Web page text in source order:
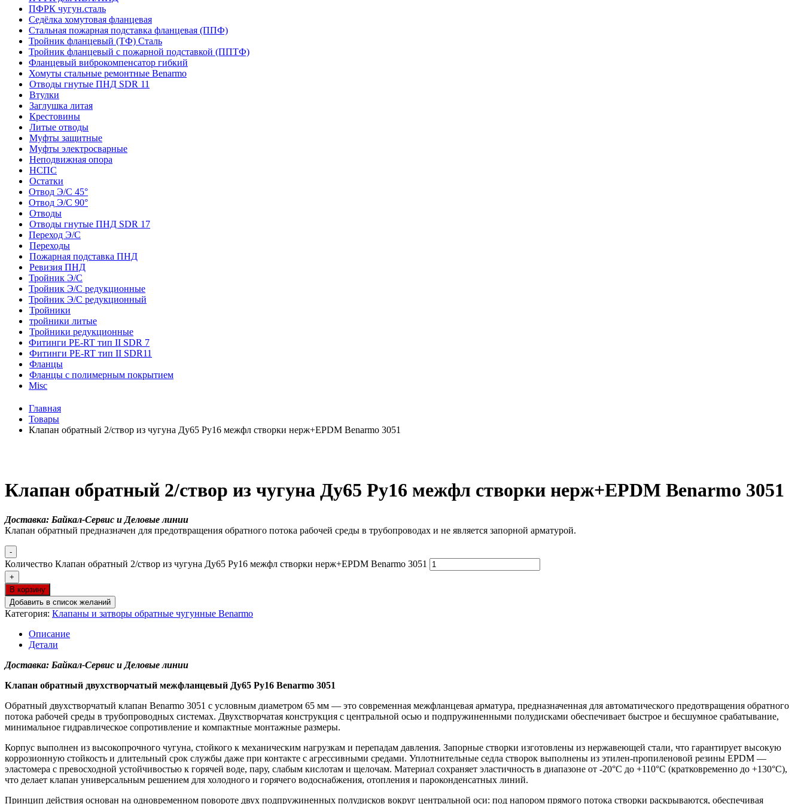
ПФРК чугун.сталь
Седёлка хомутовая фланцевая
Стальная пожарная подставка фланцевая (ППФ)
Тройник фланцевый (ТФ) Сталь
Тройник фланцевый с пожарной подставкой (ППТФ)
Фланцевый виброкомпенсатор гибкий
Хомуты стальные ремонтные Benarmo
Отводы гнутые ПНД SDR 11
Втулки
Заглушка литая
Крестовины
Литые отводы
Муфты защитные
Муфты электросварные
Неподвижная опора
НСПС
Остатки
Отвод Э/С 45°
Отвод Э/С 90°
Отводы
Отводы гнутые ПНД SDR 17
Переход Э/С
Переходы
Пожарная подставка ПНД
Ревизия ПНД
Тройник Э/С
Тройник Э/С редукционные
Тройник Э/С редукционный
Тройники
тройники литые
Тройники редукционные
Фитинги PE-RT тип II SDR 7
Фитинги PE-RT тип II SDR11
Фланцы
Фланцы с полимерным покрытием
Misc
Главная
Товары
Клапан обратный 2/створ из чугуна Ду65 Ру16 межфл створки нерж+EPDM Benarmo 3051
Клапан обратный 2/створ из чугуна Ду65 Ру16 межфл створки нерж+EPDM Benarmo 3051
Доставка: Байкал-Сервис и Деловые линии
Клапан обратный предназначен для предотвращения обратного потока рабочей среды в трубопроводах и не является запорной арматурой.
-
Количество Клапан обратный 2/створ из чугуна Ду65 Ру16 межфл створки нерж+EPDM Benarmo 3051
+
В корзину
Добавить в список желаний
Категория: Клапаны и затворы обратные чугунные Benarmo
Описание
Детали
Доставка: Байкал-Сервис и Деловые линии
Клапан обратный двухстворчатый межфланцевый Ду65 Ру16 Benarmo 3051
Обратный двухстворчатый клапан Benarmo 3051 с условным диаметром 65 мм — это современная межфланцевая арматура, предназначенная для автоматического предотвращения обратного
потока рабочей среды в трубопроводных системах. Двухстворчатая конструкция с центральной осью и подпружиненными полудисками обеспечивает быстрое и бесшумное срабатывание,
минимальное гидравлическое сопротивление и компактные монтажные размеры.
Корпус выполнен из высокопрочного чугуна, стойкого к механическим нагрузкам и перепадам давления. Запорные створки изготовлены из нержавеющей стали, что гарантирует высокую
коррозионную стойкость и длительный срок службы даже при контакте с агрессивными средами. Уплотнительные седла створок выполнены из этилен-пропиленовой резины EPDM —
эластомера с превосходной устойчивостью к горячей воде, пару, слабым кислотам и щелочам. Материал сохраняет эластичность в диапазоне от -20°C до +110°C (кратковременно до +130°C),
что делает клапан универсальным решением для холодного и горячего водоснабжения, отопления и пароконденсатных линий.
Принцип действия основан на одновременном повороте двух подпружиненных полудисков вокруг центральной оси: под напором прямого потока створки раскрываются, обеспечивая